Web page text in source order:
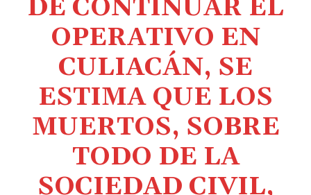
DE CONTINUAR EL
OPERATIVO EN
CULIACÁN, SE
ESTIMA QUE LOS
MUERTOS, SOBRE
TODO DE LA
SOCIEDAD CIVIL,